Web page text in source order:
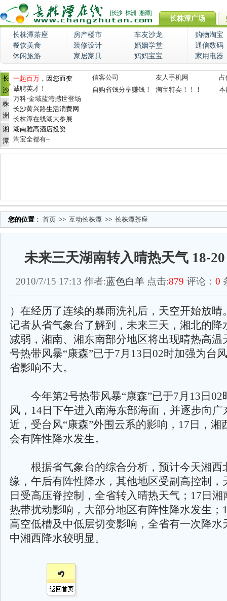
长株潭广场
长株潭茶座 房产楼市 车友沙龙
购物淘宝
餐饮美食
装修设计 婚姻学堂
通信数码
休闲旅游
家居家具 妈妈宝宝 家用电器
长
沙
株
洲
湘
潭
一起百万 ，因您而变
诚聘英才！
万科·金域蓝湾撼世登场
长沙黄兴路生活消费网
长株潭在线湖大参展
湖南雅高酒店投资
淘宝全都有~
信客公司 友人手机网
占
自购省钱分享赚钱！
淘宝特卖！！！ 本
您的位置 ： 首页 >> 互动长株潭 >> 长株潭茶座
未来三天湖南转入晴热天气 18-
2010/7/15 17:13 作者:蓝色白羊 点击:879 评论： 0
）在经历了连续的暴雨洗礼后，天空开始放晴
记者从省气象台了解到，未来三天，湘北的降
减弱，湘南、湘东南部分地区将出现晴热高温
号热带风暴“康森”已于7月13日02时加强为台
省影响不大。
今年第2号热带风暴“康森”已于7月13日02
风，14日下午进入南海东部海面，并逐步向广
近，受台风“康森”外围云系的影响，17日，湘
会有阵性降水发生。
根据省气象台的综合分析，预计今天湘西
缘，午后有阵性降水，其他地区受副高控制，
日受高压脊控制，全省转入晴热天气；17日
热带扰动影响，大部分地区有阵性降水发生；
高空低槽及中低层切变影响，全省有一次降水
中湘西降水较明显。